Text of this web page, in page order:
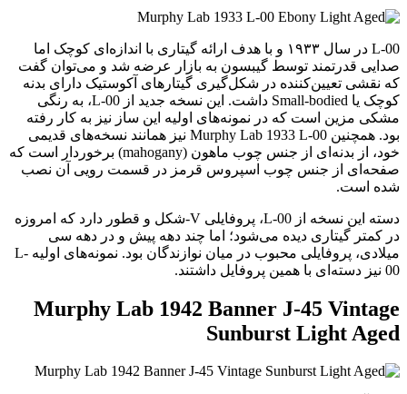
L-00 در سال ۱۹۳۳ و با هدف ارائه گیتاری با اندازه‌ای کوچک اما
صدایی قدرتمند توسط گیبسون به بازار عرضه شد و می‌توان گفت
که نقشی تعیین‌کننده در شکل‌گیری گیتارهای آکوستیک دارای بدنه
کوچک یا Small-bodied داشت. این نسخه جدید از L-00، به رنگی
مشکی مزین است که در نمونه‌های اولیه این ساز نیز به کار رفته
بود. همچنین Murphy Lab 1933 L-00 نیز همانند نسخه‌های قدیمی
خود، از بدنه‌ای از جنس چوب ماهون (mahogany) برخوردار است که
صفحه‌ای از جنس چوب اسپروس قرمز در قسمت رویی آن نصب
شده است.
دسته این نسخه از L-00، پروفایلی V-شکل و قطور دارد که امروزه
در کمتر گیتاری دیده می‌شود؛ اما چند دهه پیش و در دهه سی
میلادی، پروفایلی محبوب در میان نوازندگان بود. نمونه‌های اولیه L-
00 نیز دسته‌ای با همین پروفایل داشتند.
Murphy Lab 1942 Banner J-45 Vintage
Sunburst Light Aged